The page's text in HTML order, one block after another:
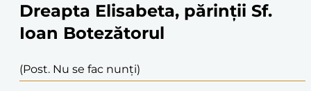
Dreapta Elisabeta, părinții Sf.
Ioan Botezătorul
(Post. Nu se fac nunți)